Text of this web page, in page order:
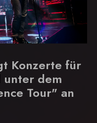
Konzerte für
dem
Tour" an